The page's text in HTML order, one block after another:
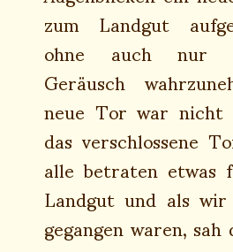
zum Landgut
ohne auch nur
Geräusch
neue Tor war
das verschlossene
alle betraten etwas
Landgut und als
gegangen waren,